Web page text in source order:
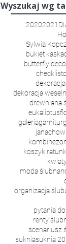
Organizacja
Ślubnej
Wyszukaj wg
20202021
Sylwia
bukiet
butterfly
checklist
dekoracja
dekoracja
drewniana
eukaliptus
galeriagarnitur
koszyk
moda ślubna
organizacja
pytania
renty
scenariusz
sukniasuknia